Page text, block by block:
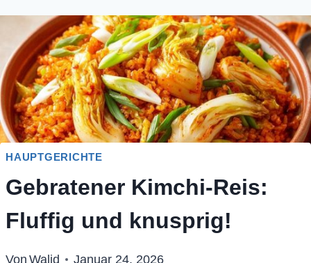
HAUPTGERICHTE
Gebratener Kimchi-Reis:
Fluffig und knusprig!
Von Walid Januar 24, 2026